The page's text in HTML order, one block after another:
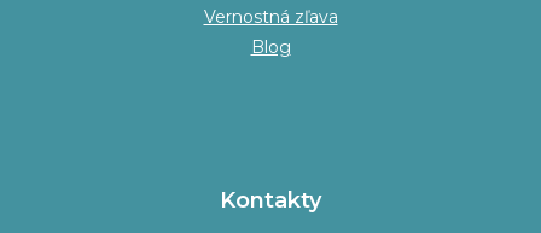
Vernostná zľava
Blog
Kontakty